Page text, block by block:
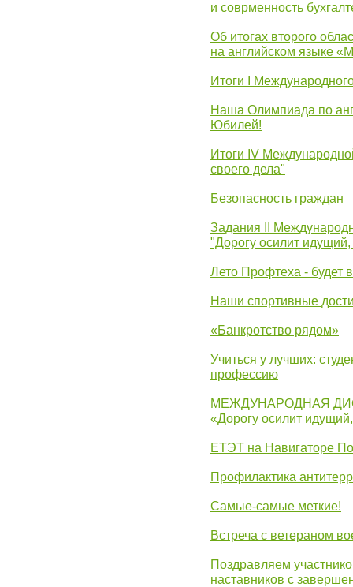
и соврменность
Об итогах второго
на английском языке
Итоги I
Наша Олимпиада по
Юбилей!
Итоги IV
своего дела"
Безопасность граждан
Задания II
"Дорогу осилит
Лето Профтеха - будет
Наши спортивные
«Банкротство рядом»
Учиться у лучших:
профессию
МЕЖДУНАРОДНАЯ
«Дорогу осилит
ЕТЭТ на Навигаторе
Профилактика
Самые-самые меткие!
Встреча с ветераном
Поздравляем
наставников с